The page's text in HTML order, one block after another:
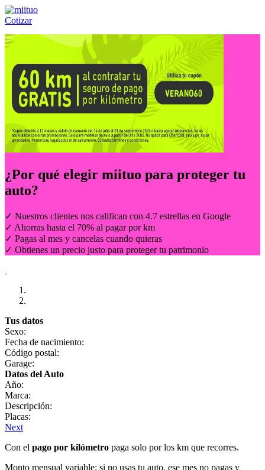
Cotizar
Llámanos al:(55) 84-21-05-00 ó
¿Por qué elegir miituo para proteger tu
auto?
✓ Nuestros clientes nos califican con 4.7 estrellas en Google
✓ Ahorras hasta el 70% al pagar por km
✓ Pagas al mes y cancelas cuando quieras
✓ Obtienes un precio justo para proteger tu patrimonio
Tus datos
Sexo:
Fecha de nacimiento:
Código postal:
Garage:
Datos del Auto
Año:
Marca:
Descripción:
Placas:
Next
Con el pago por kilómetro paga solo por los km que recorres.
Monto mensual variable: si no usas tu auto, ese mes no pagas y